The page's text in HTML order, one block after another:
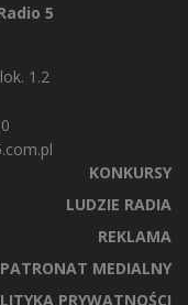
5
1.2
KONKURSY
LUDZIE RADIA
REKLAMA
PATRONAT MEDIALNY
PRYWATNOŚCI